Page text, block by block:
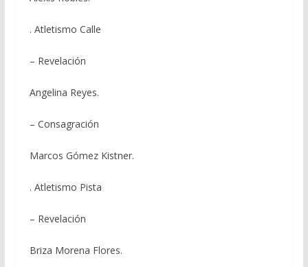
. Atletismo Calle
– Revelación
Angelina Reyes.
– Consagración
Marcos Gómez Kistner.
. Atletismo Pista
– Revelación
Briza Morena Flores.